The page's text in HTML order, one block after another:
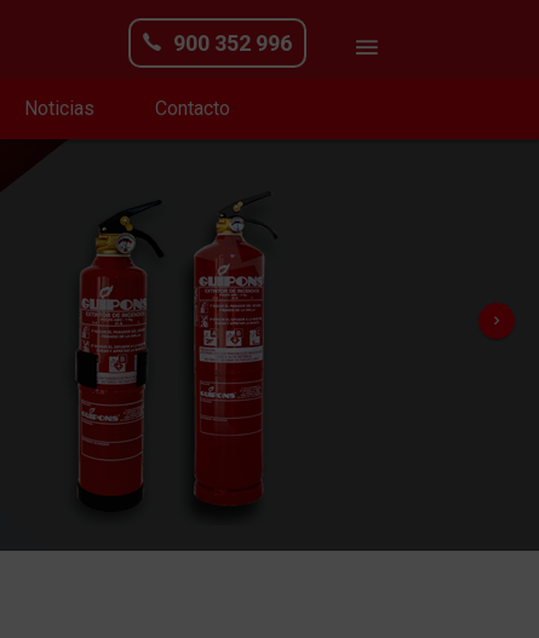
900 352 996
Noticias Contacto